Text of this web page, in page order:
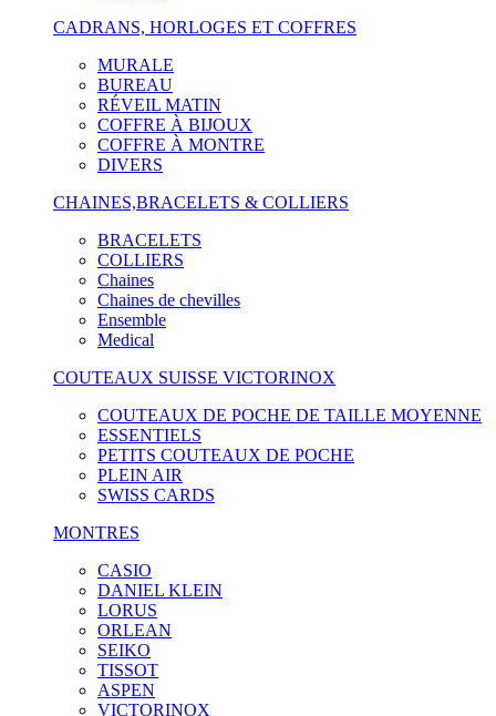
CADRANS, HORLOGES ET COFFRES
MURALE
BUREAU
RÉVEIL MATIN
COFFRE À BIJOUX
COFFRE À MONTRE
DIVERS
CHAINES,BRACELETS & COLLIERS
BRACELETS
COLLIERS
Chaines
Chaines de chevilles
Ensemble
Medical
COUTEAUX SUISSE VICTORINOX
COUTEAUX DE POCHE DE TAILLE MOYENNE
ESSENTIELS
PETITS COUTEAUX DE POCHE
PLEIN AIR
SWISS CARDS
MONTRES
CASIO
DANIEL KLEIN
LORUS
ORLEAN
SEIKO
TISSOT
ASPEN
VICTORINOX